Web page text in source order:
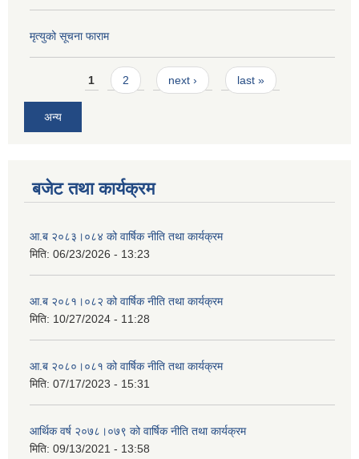
मृत्युको सूचना फाराम
Pages1 2 next › last »
अन्य
बजेट तथा कार्यक्रम
आ.ब २०८३।०८४ को वार्षिक नीति तथा कार्यक्रम
मिति: 06/23/2026 - 13:23
आ.ब २०८१।०८२ को वार्षिक नीति तथा कार्यक्रम
मिति: 10/27/2024 - 11:28
आ.ब २०८०।०८१ को वार्षिक नीति तथा कार्यक्रम
मिति: 07/17/2023 - 15:31
आर्थिक वर्ष २०७८।०७९ को वार्षिक नीति तथा कार्यक्रम
मिति: 09/13/2021 - 13:58